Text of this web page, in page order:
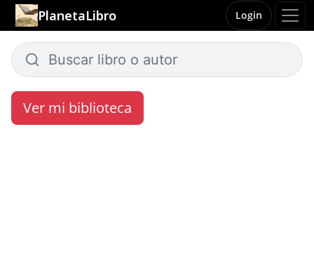
PlanetaLibro Login
Ver mi biblioteca